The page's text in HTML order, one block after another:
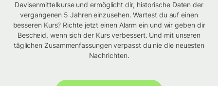
Devisenmittelkurse und ermöglicht dir, historische Daten der
vergangenen 5 Jahren einzusehen. Wartest du auf einen
besseren Kurs? Richte jetzt einen Alarm ein und wir geben dir
Bescheid, wenn sich der Kurs verbessert. Und mit unseren
täglichen Zusammenfassungen verpasst du nie die neuesten
Nachrichten.